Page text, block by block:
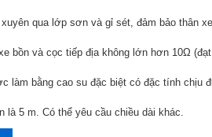
qua lớp sơn và gỉ sét, đảm bảo thân
bồn và cọc tiếp địa không lớn hơn 10Ω
làm bằng cao su đặc biệt có đặc tính chịu
là 5 m. Có thể yêu cầu chiều dài khác.